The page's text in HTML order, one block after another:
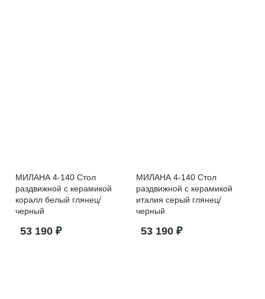
МИЛАНА 4-140 Стол
раздвижной с керамикой
коралл белый глянец/
черный
53 190 ₽
МИЛАНА 4-140 Стол
раздвижной с керамикой
италия серый глянец/
черный
53 190 ₽